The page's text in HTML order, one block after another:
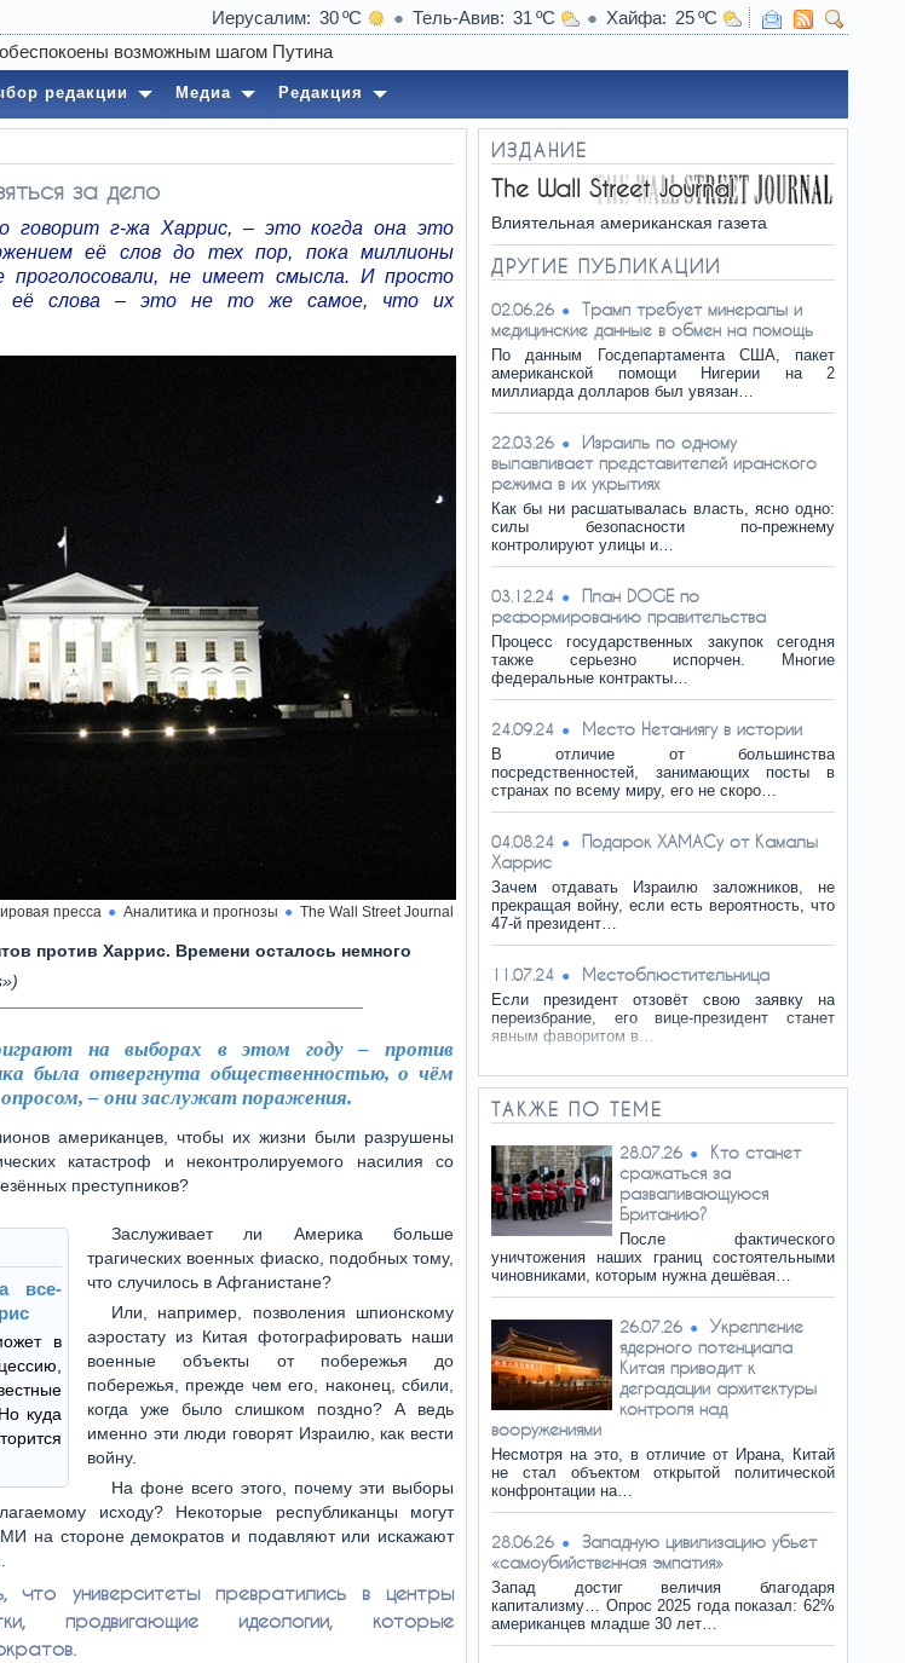
Иерусалим 30 Тель-Авив 31 Хайфа
25
редакции Медиа Редакция
за дело
говорит г-жа Харрис, – это когда она это
её слов до тех пор, пока миллионы
проголосовали, не имеет смысла. И просто
её слова – это не то же самое, что их
пресса Аналитика и прогнозы The Wall Street Journal
против Харрис. Времени осталось немного
на выборах в этом году – против
была отвергнута общественностью, о чём
– они заслужат поражения.
американцев, чтобы их жизни были разрушены
катастроф и неконтролируемого насилия со
преступников?
все-
в
куда
Заслуживает ли Америка больше
трагических военных фиаско, подобных тому,
что случилось в Афганистане?
Или, например, позволения шпионскому
аэростату из Китая фотографировать наши
военные объекты от побережья до
побережья, прежде чем его, наконец, сбили,
когда уже было слишком поздно? А ведь
именно эти люди говорят Израилю, как вести
войну.
На фоне всего этого, почему эти выборы
исходу? Некоторые республиканцы могут
на стороне демократов и подавляют или искажают
что университеты превратились в центры
продвигающие идеологии, которые
ИЗДАНИЕ
The Wall Street Journal
Влиятельная американская газета
ДРУГИЕ ПУБЛИКАЦИИ
02.06.26
Трамп требует минералы и
медицинские данные в обмен на помощь
По данным Госдепартамента США, пакет
американской помощи Нигерии на 2
миллиарда долларов был увязан…
22.03.26
Израиль по одному
вылавливает представителей иранского
режима в их укрытиях
Как бы ни расшатывалась власть, ясно одно:
силы безопасности по-прежнему
контролируют улицы и…
03.12.24
План DOGE по
реформированию правительства
Процесс государственных закупок сегодня
также серьезно испорчен. Многие
федеральные контракты…
24.09.24 Место Нетаниягу в истории
В отличие от большинства
посредственностей, занимающих посты в
странах по всему миру, его не скоро…
04.08.24
Подарок ХАМАСу от Камалы
Харрис
Зачем отдавать Израилю заложников, не
прекращая войну, если есть вероятность, что
47-й президент…
11.07.24 Местоблюстительница
Если президент отзовёт свою заявку на
переизбрание, его вице-президент станет
явным фаворитом в…
ТАКЖЕ ПО ТЕМЕ
28.07.26
Кто станет
сражаться за
разваливающуюся
Британию?
После фактического
уничтожения наших границ состоятельными
чиновниками, которым нужна дешёвая…
26.07.26
Укрепление
ядерного потенциала
Китая приводит к
деградации архитектуры
контроля над
вооружениями
Несмотря на это, в отличие от Ирана, Китай
не стал объектом открытой политической
конфронтации на…
28.06.26
Западную цивилизацию убьет
«самоубийственная эмпатия»
Запад достиг величия благодаря
капитализму… Опрос 2025 года показал: 62%
американцев младше 30 лет…